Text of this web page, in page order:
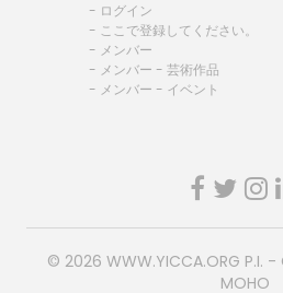
- ログイン
- ここで登録してください。
- メンバー
- メンバー - 芸術作品
- メンバー - イベント
© 2026 WWW.YICCA.ORG P.I. -
MOHO